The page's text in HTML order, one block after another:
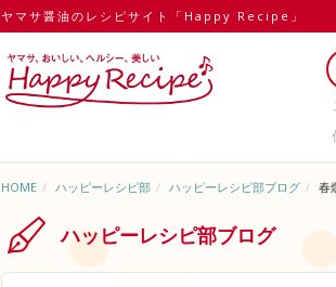
ヤマサ醤油のレシピサイト「Happy Recipe」
HOME ハッピーレシピ部 ハッピーレシピ部ブログ 春
ハッピーレシピ部ブログ